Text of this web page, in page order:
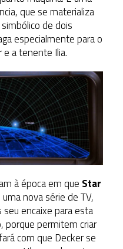
que se materializa
de dois
especialmente para o
e a tenente Ilia.
à época em que Star
nova série de TV,
encaixe para esta
porque permitem criar
com que Decker se